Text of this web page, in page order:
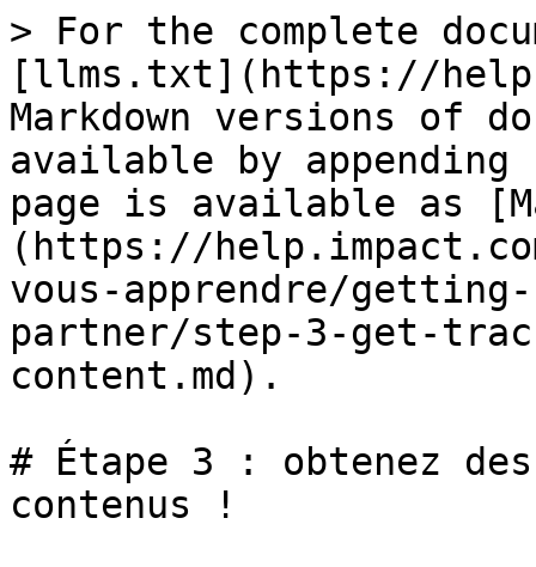
> For the complete
[llms.txt](https://
Markdown versions of
available by
page is available as
(https://
vous-apprendre/
partner/step-3-get-
content.md).
# Étape 3 : obtenez
contenus !